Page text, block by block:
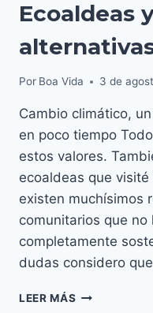
Ecoaldeas
Por Boa Vida 3 de
Cambio climático,
en poco tiempo
estos valores.
ecoaldeas que
existen muchísimos
comunitarios que
completamente
dudas considero
LEER MÁS ECOALDEAS